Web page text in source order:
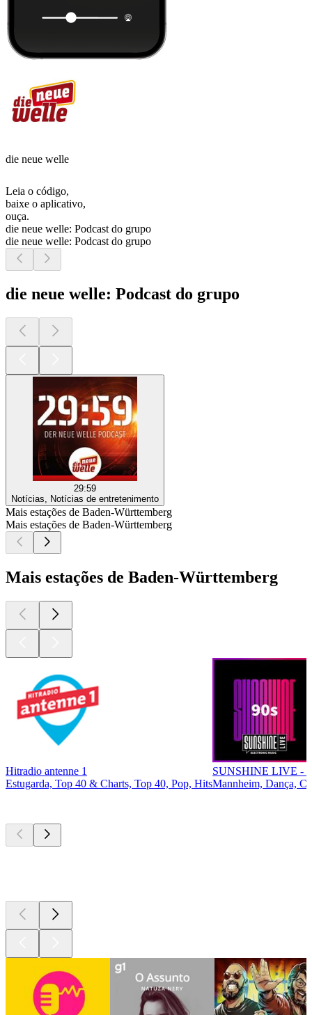
die neue welle
Leia o código,
baixe o aplicativo,
ouça.
die neue welle: Podcast do grupo
die neue welle: Podcast do grupo
die neue welle: Podcast do grupo
29:59
Notícias, Notícias de entretenimento
Mais estações de Baden-Württemberg
Mais estações de Baden-Württemberg
Mais estações de Baden-Württemberg
Hitradio antenne 1
Estugarda, Top 40 & Charts, Top 40, Pop, Hits
SUNSHINE LIVE -
Mannheim, Dança,